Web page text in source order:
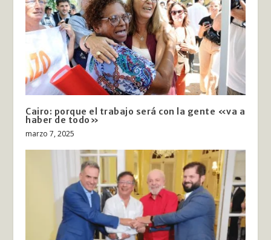
Cairo: porque el trabajo será con la gente «va a
haber de todo»
marzo 7, 2025